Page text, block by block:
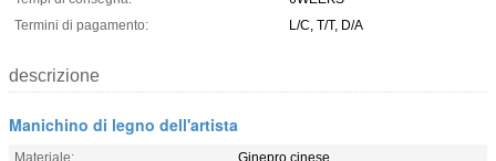
Termini di pagamento:
L/C, T/T, D/A
descrizione
Manichino di legno dell'artista
Materiale:
Ginepro cinese